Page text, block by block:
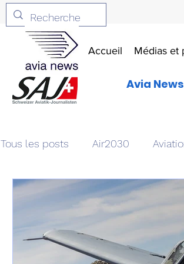
Accueil Médias et
Avia
Tous les posts Air2030
Aviation & Défense Livres
Patrimoine aéronautique